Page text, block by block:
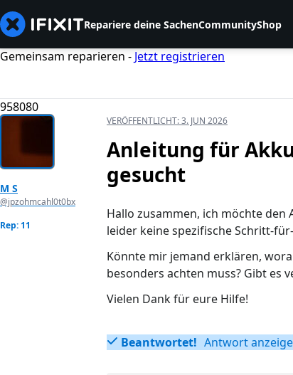
Repariere deine SachenCommunityShop
Gemeinsam reparieren - Jetzt registrieren
958080
M S
@jpzohmcahl0t0bx
Rep: 11
VERÖFFENTLICHT:3. JUN 2026
Anleitung für
gesucht
Hallo zusammen, ich möchte den
leider keine spezifische Schritt-
Könnte mir jemand erklären,
besonders achten muss? Gibt es
Vielen Dank für eure Hilfe!
Beantwortet! Antwort